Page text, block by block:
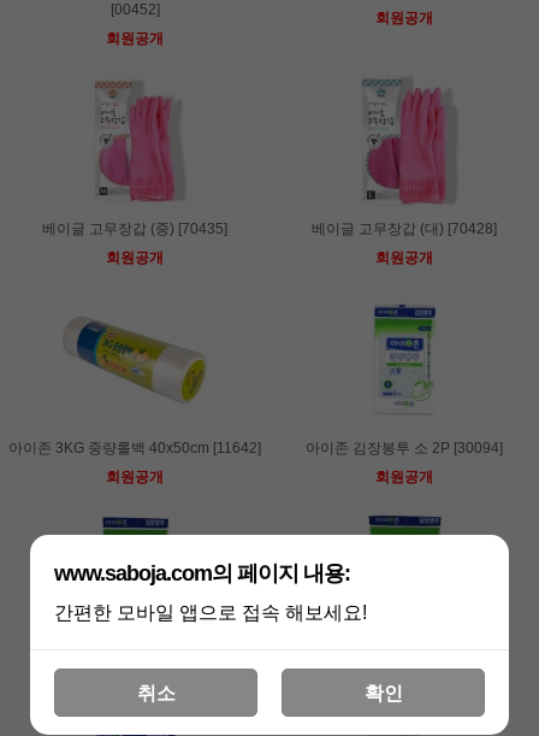
[00452]
회원공개
회원공개
베이글 고무장갑 (중) [70435]
회원공개
베이글 고무장갑 (대) [70428]
회원공개
아이존 3KG 중량롤백 40x50cm [11642]
회원공개
아이존 김장봉투 소 2P [30094]
회원공개
아이존 김장봉투 중 2P [30087]
회원공개
아이존 김장봉투 대 2P [30072]
회원공개
www.saboja.com의 페이지 내용:
간편한 모바일 앱으로 접속 해보세요!
취소 확인